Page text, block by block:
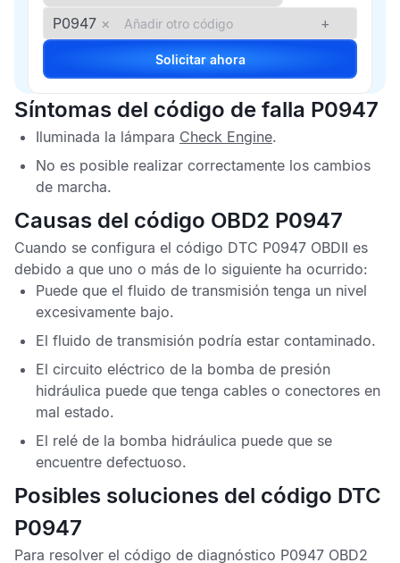
P0947 × +
Solicitar ahora
Síntomas del código de falla P0947
Iluminada la lámpara Check Engine.
No es posible realizar correctamente los cambios
de marcha.
Causas del código OBD2 P0947
Cuando se configura el código DTC P0947 OBDII es
debido a que uno o más de lo siguiente ha ocurrido:
Puede que el fluido de transmisión tenga un nivel
excesivamente bajo.
El fluido de transmisión podría estar contaminado.
El circuito eléctrico de la bomba de presión
hidráulica puede que tenga cables o conectores en
mal estado.
El relé de la bomba hidráulica puede que se
encuentre defectuoso.
Posibles soluciones del código DTC
P0947
Para resolver el código de diagnóstico P0947 OBD2